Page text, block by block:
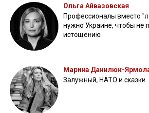
Ольга Айвазовская
Профессионалы вместо
нужно Украине, чтобы не
истощению
Марина Данилюк-
Залужный, НАТО и сказки